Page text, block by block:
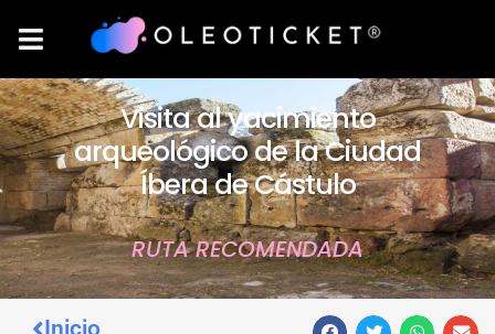
Visita al yacimiento
arqueológico de la Ciudad
Íbera de Cástulo
RUTA RECOMENDADA
Inicio